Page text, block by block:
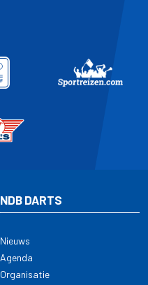
NDB DARTS
Nieuws
Agenda
Organisatie